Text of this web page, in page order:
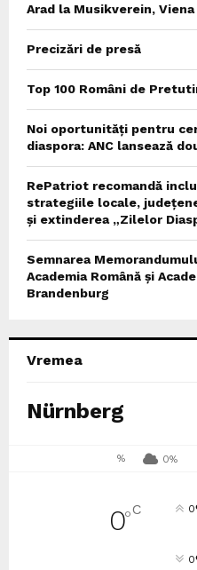
Arad la Musikverein, Viena
Precizări de presă
Top 100 Români de
Noi oportunități pentru
diaspora: ANC lansează
RePatriot recomandă
strategiile locale,
și extinderea „Zilelor
Semnarea
Academia Română și
Brandenburg
Vremea
Nürnberg
% 0%
0°C 0
0